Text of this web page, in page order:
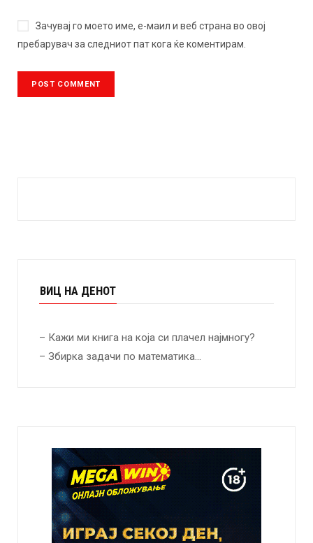
Зачувај го моето име, е-маил и веб страна во овој
пребарувач за следниот пат кога ќе коментирам.
ВИЦ НА ДЕНОТ
– Кажи ми книга на која си плачел најмногу?
– Збирка задачи по математика…